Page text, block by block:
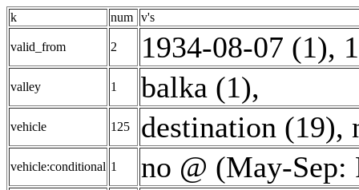
k num v's
valid_from 2 1934-08-07 (1),
valley 1 balka (1),
vehicle 125 destination (19),
vehicle:conditional 1 no @ (May-